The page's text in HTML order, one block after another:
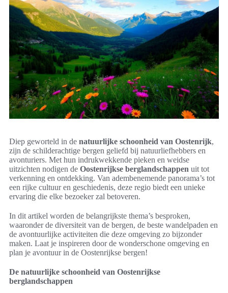
Diep geworteld in de natuurlijke schoonheid van Oostenrijk,
zijn de schilderachtige bergen geliefd bij natuurliefhebbers en
avonturiers. Met hun indrukwekkende pieken en weidse
uitzichten nodigen de Oostenrijkse berglandschappen uit tot
verkenning en ontdekking. Van adembenemende panorama’s tot
een rijke cultuur en geschiedenis, deze regio biedt een unieke
ervaring die elke bezoeker zal betoveren.
In dit artikel worden de belangrijkste thema’s besproken,
waaronder de diversiteit van de bergen, de beste wandelpaden en
de avontuurlijke activiteiten die deze omgeving zo bijzonder
maken. Laat je inspireren door de wonderschone omgeving en
plan je avontuur in de Oostenrijkse bergen!
De natuurlijke schoonheid van Oostenrijkse
berglandschappen